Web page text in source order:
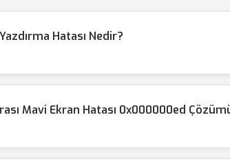
Hatası Nedir?
Mavi Ekran Hatası 0x000000ed